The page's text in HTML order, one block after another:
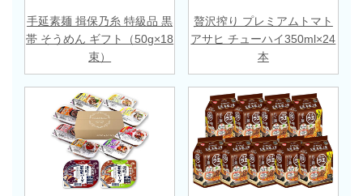
手延素麺 揖保乃糸 特級品 黒
帯 そうめん ギフト（50g×18
束）
贅沢搾り プレミアムトマト
アサヒ チューハイ350ml×24
本